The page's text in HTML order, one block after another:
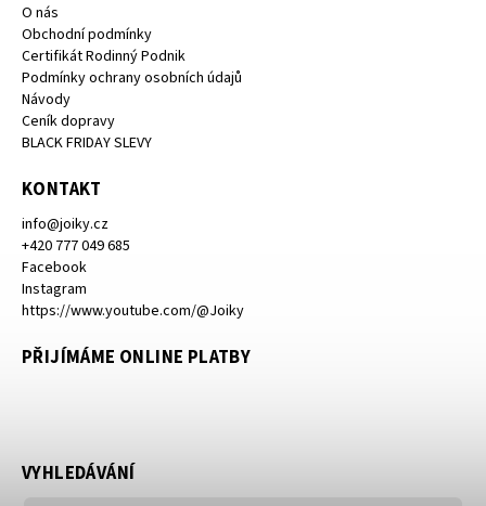
O nás
Obchodní podmínky
Certifikát Rodinný Podnik
Podmínky ochrany osobních údajů
Návody
Ceník dopravy
BLACK FRIDAY SLEVY
KONTAKT
info@joiky.cz
+420 777 049 685
Facebook
Instagram
https://www.youtube.com/@Joiky
PŘIJÍMÁME ONLINE PLATBY
VYHLEDÁVÁNÍ